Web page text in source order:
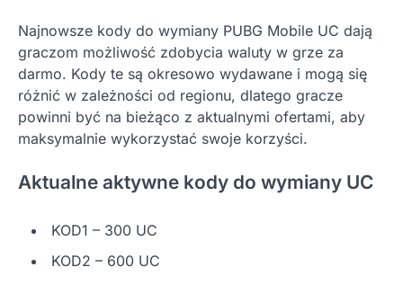
Najnowsze kody do wymiany PUBG Mobile UC dają
graczom możliwość zdobycia waluty w grze za
darmo. Kody te są okresowo wydawane i mogą się
różnić w zależności od regionu, dlatego gracze
powinni być na bieżąco z aktualnymi ofertami, aby
maksymalnie wykorzystać swoje korzyści.
Aktualne aktywne kody do wymiany UC
KOD1 – 300 UC
KOD2 – 600 UC